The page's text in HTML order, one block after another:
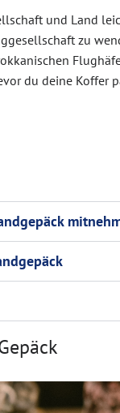
und Land
zu
du deine Koffer